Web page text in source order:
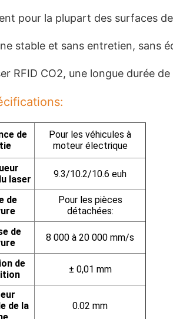
pour la plupart des surfaces
stable et sans entretien, sans
RFID CO2, une longue durée
de
Pour les véhicules à
moteur électrique
laser
9.3/10.2/10.6 euh
de
Pour les pièces
détachées:
de
8 000 à 20 000 mm/s
de
± 0,01 mm
de la
0.02 mm